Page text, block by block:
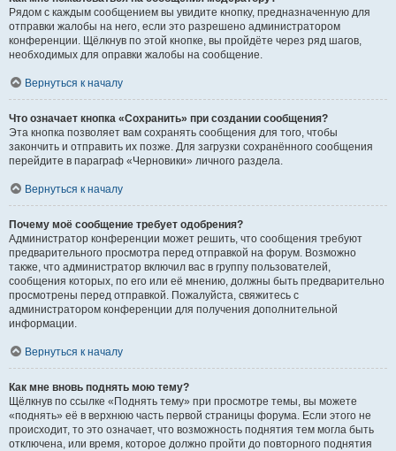
Рядом с каждым сообщением вы увидите кнопку, предназначенную для
отправки жалобы на него, если это разрешено администратором
конференции. Щёлкнув по этой кнопке, вы пройдёте через ряд шагов,
необходимых для оправки жалобы на сообщение.
Вернуться к началу
Что означает кнопка «Сохранить» при создании сообщения?
Эта кнопка позволяет вам сохранять сообщения для того, чтобы
закончить и отправить их позже. Для загрузки сохранённого сообщения
перейдите в параграф «Черновики» личного раздела.
Вернуться к началу
Почему моё сообщение требует одобрения?
Администратор конференции может решить, что сообщения требуют
предварительного просмотра перед отправкой на форум. Возможно
также, что администратор включил вас в группу пользователей,
сообщения которых, по его или её мнению, должны быть предварительно
просмотрены перед отправкой. Пожалуйста, свяжитесь с
администратором конференции для получения дополнительной
информации.
Вернуться к началу
Как мне вновь поднять мою тему?
Щёлкнув по ссылке «Поднять тему» при просмотре темы, вы можете
«поднять» её в верхнюю часть первой страницы форума. Если этого не
происходит, то это означает, что возможность поднятия тем могла быть
отключена, или время, которое должно пройти до повторного поднятия